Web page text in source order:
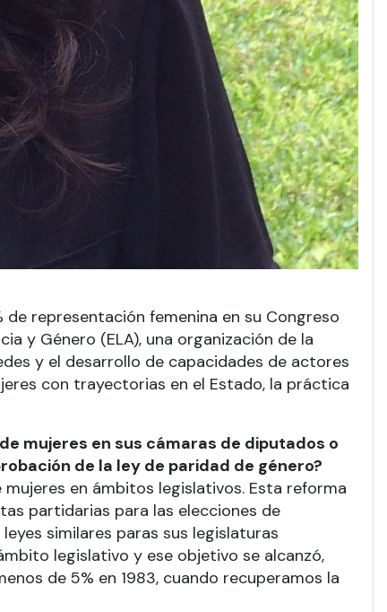
representación femenina en su Congreso
y Género (ELA), una organización de la
y el desarrollo de capacidades de actores
con trayectorias en el Estado, la práctica
mujeres en sus cámaras de diputados o
de la ley de paridad de género?
en ámbitos legislativos. Esta reforma
partidarias para las elecciones de
similares paras sus legislaturas
legislativo y ese objetivo se alcanzó,
de 5% en 1983, cuando recuperamos la